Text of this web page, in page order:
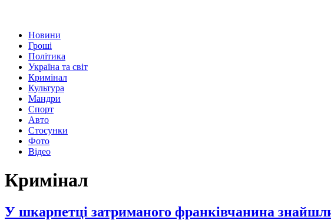
Новини
Гроші
Політика
Україна та світ
Кримінал
Культура
Мандри
Спорт
Авто
Стосунки
Фото
Відео
Кримінал
У шкарпетці затриманого франківчанина